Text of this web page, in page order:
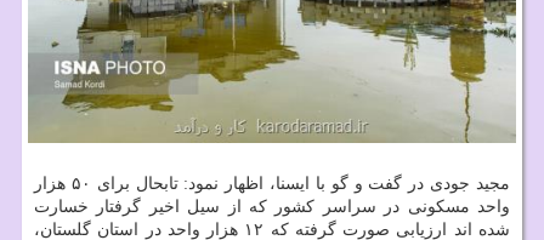
مجید جودی در گفت و گو با ایسنا، اظهار نمود: تابحال برای ۵۰ هزار
واحد مسكونی در سراسر كشور كه از سیل اخیر گرفتار خسارت
شده اند ارزیابی صورت گرفته كه ۱۲ هزار واحد در استان گلستان،